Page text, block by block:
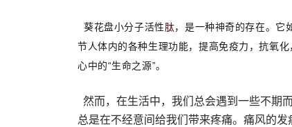
葵花盘小分子活性肽，是一种神奇的存在。它
节人体内的各种生理功能，提高免疫力，抗氧
心中的“生命之源”。
然而，在生活中，我们总会遇到一些不期
总是在不经意间给我们带来疼痛。痛风的